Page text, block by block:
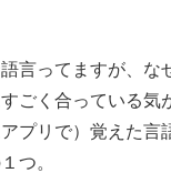
言ってますが、な
ごく合っている気
プリで）覚えた言
つ。